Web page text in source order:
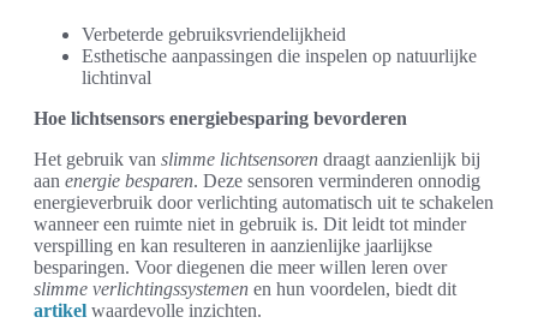
Verbeterde gebruiksvriendelijkheid
Esthetische aanpassingen die inspelen op natuurlijke
lichtinval
Hoe lichtsensors energiebesparing bevorderen
Het gebruik van slimme lichtsensoren draagt aanzienlijk bij
aan energie besparen. Deze sensoren verminderen onnodig
energieverbruik door verlichting automatisch uit te schakelen
wanneer een ruimte niet in gebruik is. Dit leidt tot minder
verspilling en kan resulteren in aanzienlijke jaarlijkse
besparingen. Voor diegenen die meer willen leren over
slimme verlichtingssystemen en hun voordelen, biedt dit
artikel waardevolle inzichten.